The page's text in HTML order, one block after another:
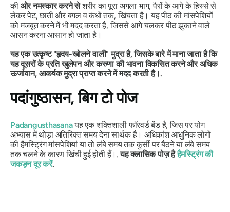
की ओर नमस्कार करने सेशरीर का पूरा अगला भाग, पैरों के आगे के हिस्से से
लेकर पेट, छाती और बगल व कंधों तक, खिंचता है। यह पीठ की मांसपेशियों
को मजबूत करने में भी मदद करता है, जिससे आगे चलकर पीठ झुकाने वाले
आसन करना आसान हो जाता है।
यह एक उत्कृष्ट "हृदय-खोलने वाली" मुद्रा है, जिसके बारे में माना जाता है कि
यह दूसरों के प्रति खुलेपन और करुणा की भावना विकसित करने और अधिक
ऊर्जावान, आकर्षक मुद्रा प्राप्त करने में मदद करती है।.
पदांगुष्ठासन, बिग टो पोज
Padangusthasanaयह एक शक्तिशाली फॉरवर्ड बेंड है, जिस पर योग
अभ्यास में थोड़ा अतिरिक्त समय देना सार्थक है। अधिकांश आधुनिक लोगों
की हैमस्ट्रिंग मांसपेशियां या तो लंबे समय तक कुर्सी पर बैठने या लंबे समय
तक चलने के कारण खिंची हुई होती हैं।.यह क्लासिक पोज़ हैहैमस्ट्रिंग की
जकड़न दूर करें.